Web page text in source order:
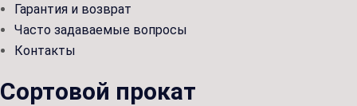
Гарантия и возврат
Часто задаваемые вопросы
Контакты
Сортовой прокат